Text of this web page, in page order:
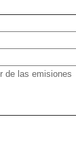
de las emisiones